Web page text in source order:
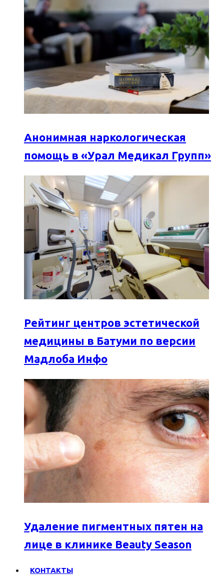
Анонимная наркологическая
помощь в «Урал Медикал Групп»
Рейтинг центров эстетической
медицины в Батуми по версии
Мадлоба Инфо
Удаление пигментных пятен на
лице в клинике Beauty Season
КОНТАКТЫ